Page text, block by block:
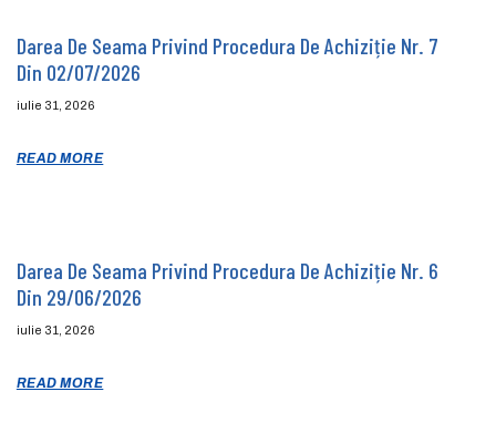
Darea De Seama Privind Procedura De Achiziție Nr. 7
Din 02/07/2026
iulie 31, 2026
READ MORE
Darea De Seama Privind Procedura De Achiziție Nr. 6
Din 29/06/2026
iulie 31, 2026
READ MORE